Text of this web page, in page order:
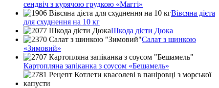
сендвіч з курячою грудкою «Маггі»
Вівсяна дієта
для схуднення на 10 кг
Шкода дієти Дюка
Салат з шинкою
«Зимовий»
Картопляна запіканка з соусом «Бешамель»